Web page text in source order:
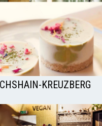
KREUZBERG